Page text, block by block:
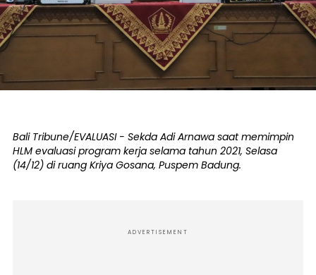
Bali Tribune/EVALUASI - Sekda Adi Arnawa saat memimpin
HLM evaluasi program kerja selama tahun 2021, Selasa
(14/12) di ruang Kriya Gosana, Puspem Badung.
ADVERTISEMENT